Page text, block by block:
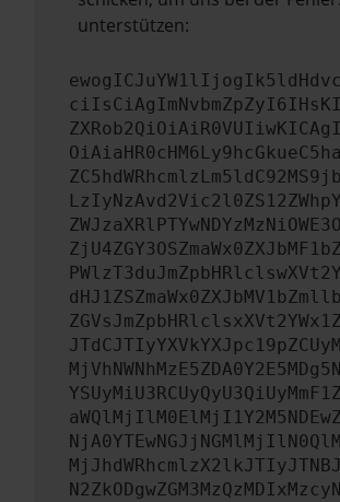
unterstützen: